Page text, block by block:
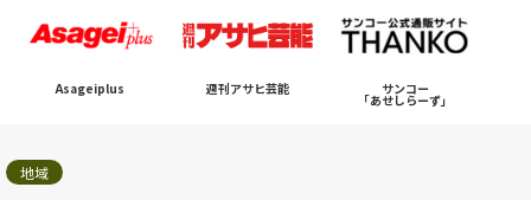
Asageiplus 週刊アサヒ芸能 サンコー
「あせしらーず」
地域